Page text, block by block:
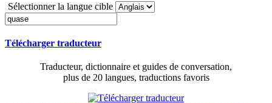
Sélectionner la langue cible
Télécharger traducteur
Traducteur, dictionnaire et guides de conversation,
plus de 20 langues, traductions favoris